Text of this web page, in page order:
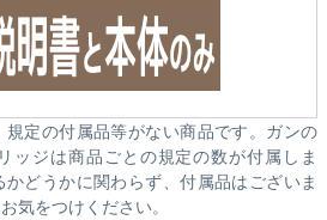
定の付属品等がない商品です。ガンの
ッジは商品ごとの規定の数が付属しま
どうかに関わらず、付属品はございま
気をつけください。